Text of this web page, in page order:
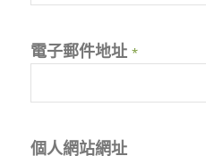
電子郵件地址 *
個人網站網址